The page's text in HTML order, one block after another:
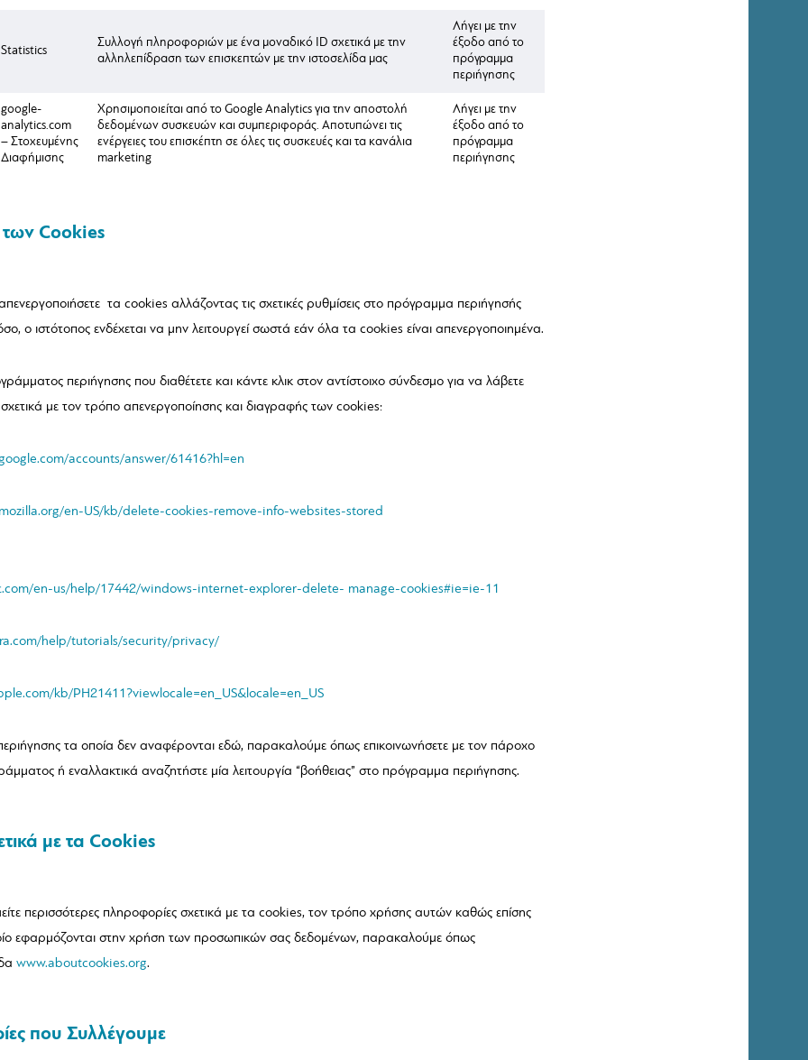
Statistics
Συλλογή πληροφοριών με ένα μοναδικό ID σχετικά με την
αλληλεπίδραση των επισκεπτών με την ιστοσελίδα μας
Λήγει με την
έξοδο από το
πρόγραμμα
περιήγησης
google-
analytics.com
– Στοχευμένης
Διαφήμισης
Χρησιμοποιείται από το Google Analytics για την αποστολή
δεδομένων συσκευών και συμπεριφοράς. Αποτυπώνει τις
ενέργειες του επισκέπτη σε όλες τις συσκευές και τα κανάλια
marketing
Λήγει με την
έξοδο από το
πρόγραμμα
περιήγησης
Cookies
τα cookies αλλάζοντας τις σχετικές ρυθμίσεις στο πρόγραμμα περιήγησής
ο ιστότοπος ενδέχεται να μην λειτουργεί σωστά εάν όλα τα cookies είναι απενεργοποιημένα.
περιήγησης που διαθέτετε και κάντε κλικ στον αντίστοιχο σύνδεσμο για να λάβετε
με τον τρόπο απενεργοποίησης και διαγραφής των cookies:
accounts/answer/61416?hl=en
en-US/kb/delete-cookies-remove-info-websites-stored
en-us/help/17442/windows-internet-explorer-delete- manage-cookies#ie=ie-11
help/tutorials/security/privacy/
kb/PH21411?viewlocale=en_US&locale=en_US
τα οποία δεν αναφέρονται εδώ, παρακαλούμε όπως επικοινωνήσετε με τον πάροχο
ή εναλλακτικά αναζητήστε μία λειτουργία “βοήθειας” στο πρόγραμμα περιήγησης.
με τα Cookies
περισσότερες πληροφορίες σχετικά με τα cookies, τον τρόπο χρήσης αυτών καθώς επίσης
εφαρμόζονται στην χρήση των προσωπικών σας δεδομένων, παρακαλούμε όπως
www.aboutcookies.org.
που Συλλέγουμε